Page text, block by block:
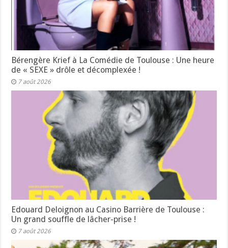
Bérengère Krief à La Comédie de Toulouse : Une heure
de « SEXE » drôle et décomplexée !
7 août 2026
Edouard Deloignon au Casino Barrière de Toulouse :
Un grand souffle de lâcher-prise !
7 août 2026